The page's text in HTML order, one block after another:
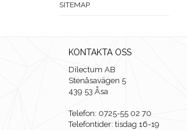
SITEMAP
KONTAKTA OSS
Dilectum AB
Stenåsavägen 5
439 53 Åsa
Telefon: 0725-55 02 70
Telefontider: tisdag 16-19